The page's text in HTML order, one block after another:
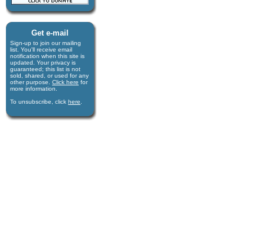
Get e-mail
Sign-up to join our mail­ing
list. You'll receive e­mail
notification when this site is
updated. Your privacy is
guaran­teed; this list is not
sold, shared, or used for any
other purpose. Click here for
more infor­mation.
To unsubscribe, click here